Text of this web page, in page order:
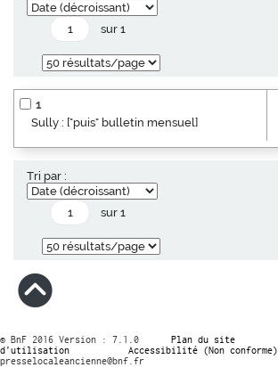
sur 1
1
Sully : ["puis" bulletin mensuel]
Tri par :
sur 1
© BnF 2016 Version : 7.1.0 Plan du site
d’utilisation
Accessibilité (Non conforme)
presselocaleancienne@bnf.fr